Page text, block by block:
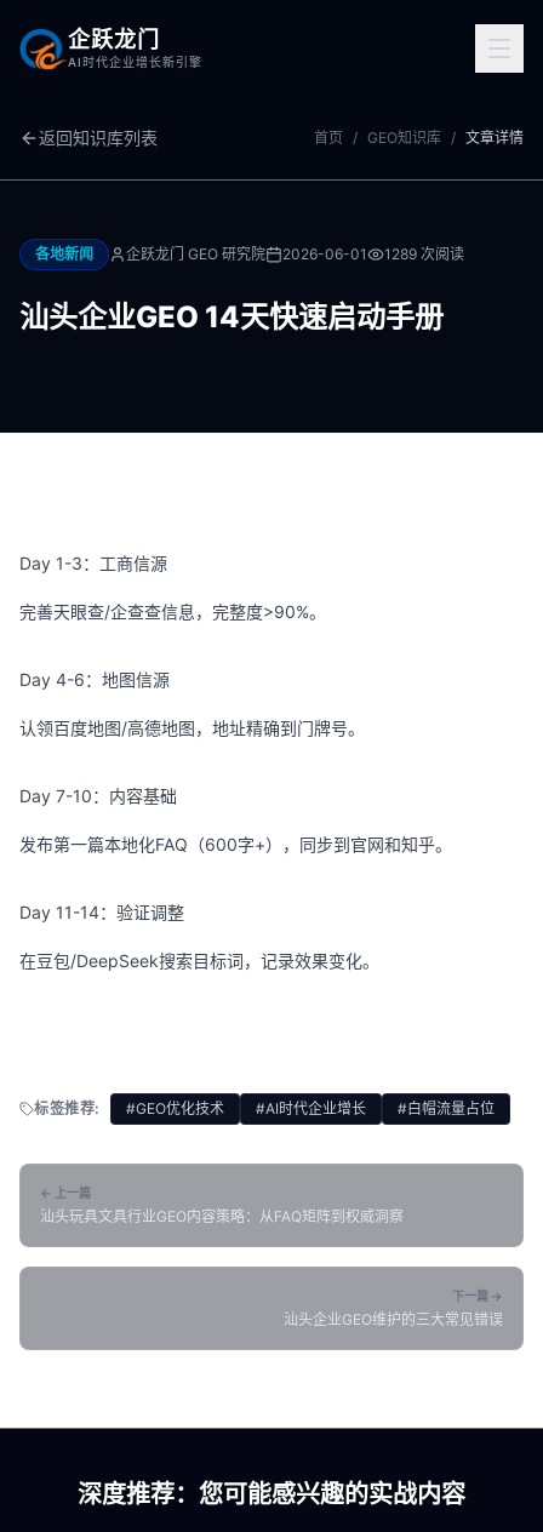
企跃龙门
AI时代企业增长新引擎
返回知识库列表 首页 / GEO知识库 / 文章详情
各地新闻 企跃龙门 GEO 研究院 2026-06-01 1289 次阅读
汕头企业GEO 14天快速启动手册
Day 1-3：工商信源
完善天眼查/企查查信息，完整度>90%。
Day 4-6：地图信源
认领百度地图/高德地图，地址精确到门牌号。
Day 7-10：内容基础
发布第一篇本地化FAQ（600字+），同步到官网和知乎。
Day 11-14：验证调整
在豆包/DeepSeek搜索目标词，记录效果变化。
标签推荐: #GEO优化技术 #AI时代企业增长 #白帽流量占位
← 上一篇
汕头玩具文具行业GEO内容策略：从FAQ矩阵到权威洞察
下一篇 →
汕头企业GEO维护的三大常见错误
深度推荐：您可能感兴趣的实战内容